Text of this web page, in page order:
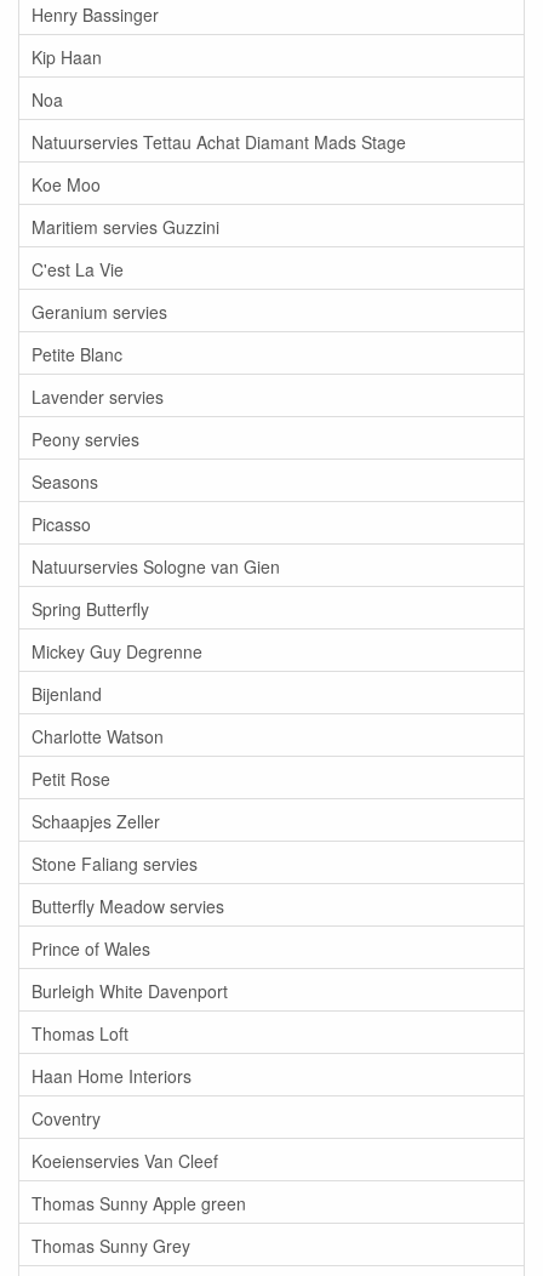
Henry Bassinger
Kip Haan
Noa
Natuurservies Tettau Achat Diamant Mads Stage
Koe Moo
Maritiem servies Guzzini
C'est La Vie
Geranium servies
Petite Blanc
Lavender servies
Peony servies
Seasons
Picasso
Natuurservies Sologne van Gien
Spring Butterfly
Mickey Guy Degrenne
Bijenland
Charlotte Watson
Petit Rose
Schaapjes Zeller
Stone Faliang servies
Butterfly Meadow servies
Prince of Wales
Burleigh White Davenport
Thomas Loft
Haan Home Interiors
Coventry
Koeienservies Van Cleef
Thomas Sunny Apple green
Thomas Sunny Grey